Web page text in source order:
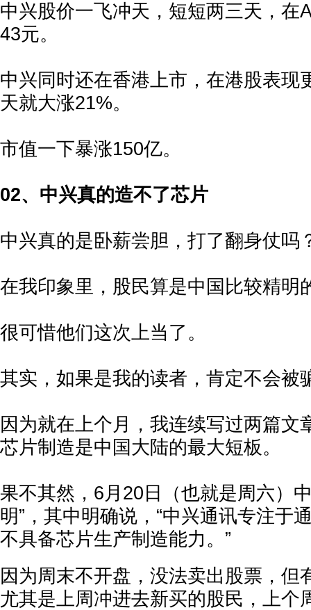
中兴股价一飞冲天，短短两三天，在
43元。
中兴同时还在香港上市，在港股表现
天就大涨21%。
市值一下暴涨150亿。
02、中兴真的造不了芯片
中兴真的是卧薪尝胆，打了翻身仗吗
在我印象里，股民算是中国比较精明
很可惜他们这次上当了。
其实，如果是我的读者，肯定不会被
因为就在上个月，我连续写过两篇文
芯片制造是中国大陆的最大短板。
果不其然，6月20日（也就是周六）
明”，其中明确说，“中兴通讯专注于
不具备芯片生产制造能力。”
因为周末不开盘，没法卖出股票，但
尤其是上周冲进去新买的股民，上个